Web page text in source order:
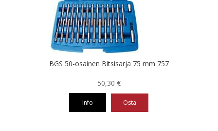
BGS 50-osainen Bitsisarja 75 mm 757
50,30 €
Info Osta